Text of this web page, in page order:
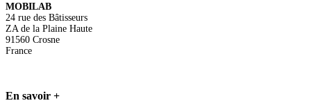
MOBILAB
24 rue des Bâtisseurs
ZA de la Plaine Haute
91560 Crosne
France
En savoir +